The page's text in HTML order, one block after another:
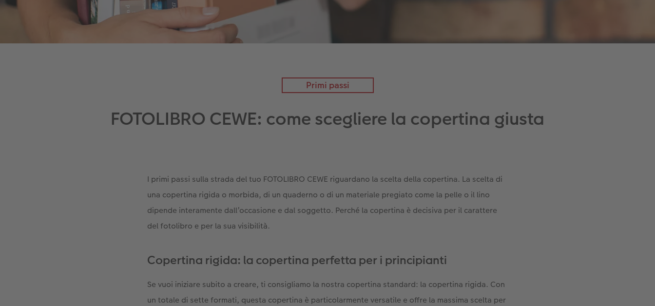
Primi passi
FOTOLIBRO CEWE: come scegliere la copertina giusta
I primi passi sulla strada del tuo FOTOLIBRO CEWE riguardano la scelta della copertina. La scelta di
una copertina rigida o morbida, di un quaderno o di un materiale pregiato come la pelle o il lino
dipende interamente dall’occasione e dal soggetto. Perché la copertina è decisiva per il carattere
del fotolibro e per la sua visibilità.
Copertina rigida: la copertina perfetta per i principianti
Se vuoi iniziare subito a creare, ti consigliamo la nostra copertina standard: la copertina rigida. Con
un totale di sette formati, questa copertina è particolarmente versatile e offre la massima scelta per